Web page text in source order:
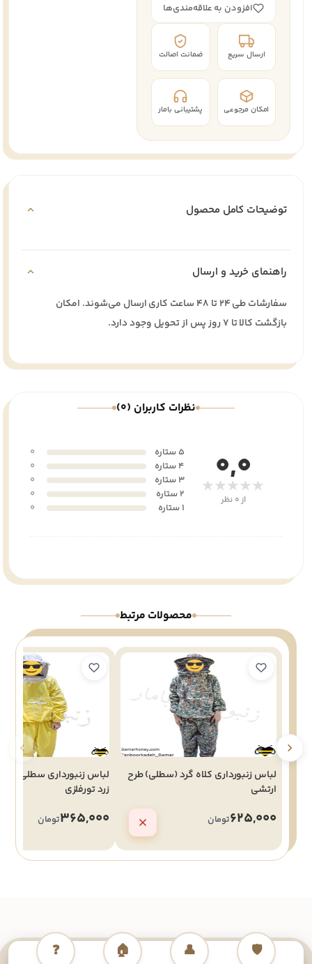
افزودن به علاقه‌مندی‌ها
ارسال سریع ضمانت اصالت
امکان مرجوعی پشتیبانی بامار
توضیحات کامل محصول
راهنمای خرید و ارسال
سفارشات طی ۲۴ تا ۴۸ ساعت کاری ارسال می‌شوند. امکان
بازگشت کالا تا ۷ روز پس از تحویل وجود دارد.
نظرات کاربران (0)
0,0
★★★★★
از 0 نظر
5 ستاره
0
4 ستاره
0
3 ستاره
0
2 ستاره
0
0
محصولات مرتبط
لباس زنبورداری کلاه گرد (سطلی) طرح
ارتشی
625,000تومان
لباس زنبورداری
زرد تور‌فلزی
365,000تومان
🛡️
👤
🏠
❓